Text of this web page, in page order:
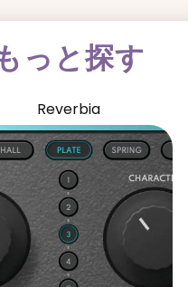
っと探す
Reverbia